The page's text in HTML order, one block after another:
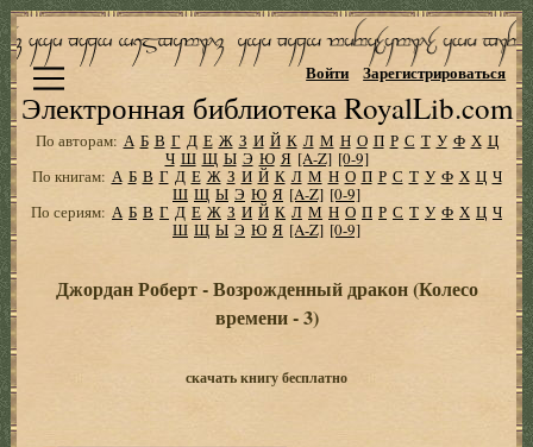
Электронная библиотека RoyalLib.com
Войти Зарегистрироваться
По авторам: А Б В Г Д Е Ж З И Й К Л М Н О П Р С Т У Ф Х Ц
Ч Ш Щ Ы Э Ю Я [A-Z] [0-9]
По книгам: А Б В Г Д Е Ж З И Й К Л М Н О П Р С Т У Ф Х Ц Ч
Ш Щ Ы Э Ю Я [A-Z] [0-9]
По сериям: А Б В Г Д Е Ж З И Й К Л М Н О П Р С Т У Ф Х Ц Ч
Ш Щ Ы Э Ю Я [A-Z] [0-9]
Джордан Роберт - Возрожденный дракон (Колесо
времени - 3)
скачать книгу бесплатно